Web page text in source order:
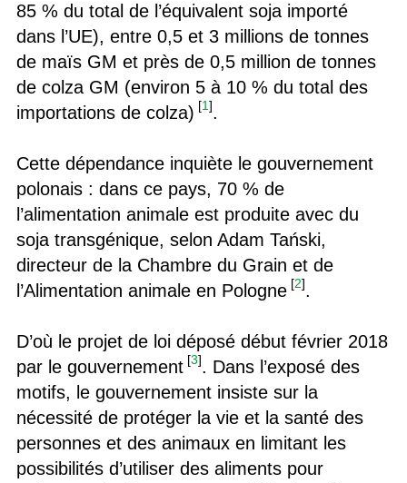
85 % du total de l’équivalent soja importé
dans l’UE), entre 0,5 et 3 millions de tonnes
de maïs GM et près de 0,5 million de tonnes
de colza GM (environ 5 à 10 % du total des
importations de colza) [1].
Cette dépendance inquiète le gouvernement
polonais : dans ce pays, 70 % de
l’alimentation animale est produite avec du
soja transgénique, selon Adam Tański,
directeur de la Chambre du Grain et de
l’Alimentation animale en Pologne [2].
D’où le projet de loi déposé début février 2018
par le gouvernement [3]. Dans l’exposé des
motifs, le gouvernement insiste sur la
nécessité de protéger la vie et la santé des
personnes et des animaux en limitant les
possibilités d’utiliser des aliments pour